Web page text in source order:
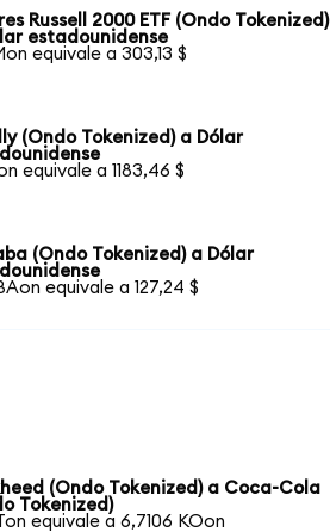
Russell 2000 ETF (Ondo Tokenized)
estadounidense
equivale a 303,13 $
(Ondo Tokenized) a Dólar
equivale a 1183,46 $
(Ondo Tokenized) a Dólar
equivale a 127,24 $
(Ondo Tokenized) a Coca-Cola
Tokenized)
equivale a 6,7106 KOon